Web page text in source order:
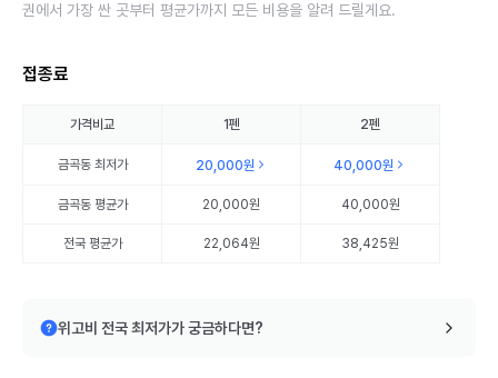
권에서 가장 싼 곳부터 평균가까지 모든 비용을 알려 드릴게요.
접종료
가격비교 1펜 2펜
금곡동최저가 20,000원 40,000원
금곡동평균가 20,000원 40,000원
전국 평균가 22,064원 38,425원
위고비 전국 최저가가 궁금하다면?